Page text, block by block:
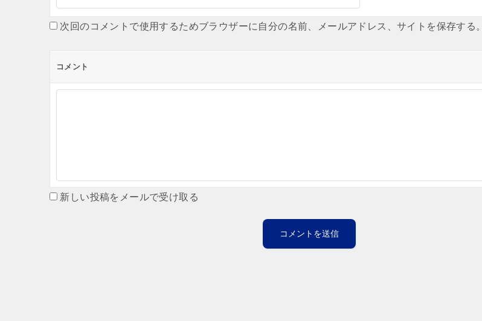
次回のコメントで使用するためブラウザーに自分の名前、メールアドレス、サイトを保存する。
コメント
新しい投稿をメールで受け取る